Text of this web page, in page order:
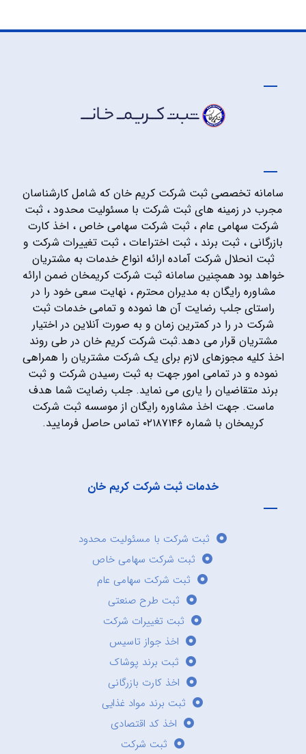
سامانه تخصصی ثبت شرکت کریم خان که شامل کارشناسان
مجرب در زمینه های ثبت شرکت با مسئولیت محدود ، ثبت
شرکت سهامی عام ، ثبت شرکت سهامی خاص ، اخذ کارت
بازرگانی ، ثبت برند ، ثبت اختراعات ، ثبت تغییرات شرکت و
ثبت انحلال شرکت آماده ارائه انواع خدمات به مشتریان
خواهد بود همچنین سامانه ثبت شرکت کریمخان ضمن ارائه
مشاوره رایگان به مدیران محترم ، نهایت سعی خود را در
راستای جلب رضایت آن ها نموده و تمامی خدمات ثبت
شرکت در را در کمترین زمان و به صورت آنلاین در اختیار
مشتریان قرار می دهد.ثبت شرکت کریم خان در طی روند
اخذ کلیه مجوزهای لازم برای یک شرکت مشتریان را همراهی
نموده و در تمامی امور جهت به ثبت رسیدن شرکت و ثبت
برند متقاضیان را یاری می نماید. جلب رضایت شما هدف
ماست. جهت اخذ مشاوره رایگان از موسسه ثبت شرکت
کریمخان با شماره ۰۲۱۸۷۱۴۶ تماس حاصل فرمایید.
خدمات ثبت شرکت کریم خان
ثبت شرکت با مسئولیت محدود
ثبت شرکت سهامی خاص
ثبت شرکت سهامی عام
ثبت طرح صنعتی
ثبت تغییرات شرکت
اخذ جواز تاسیس
ثبت برند پوشاک
اخذ کارت بازرگانی
ثبت برند مواد غذایی
اخذ کد اقتصادی
ثبت شرکت